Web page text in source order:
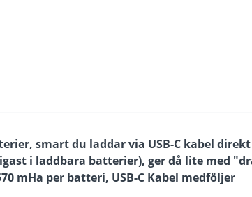
smart du laddar via USB-C kabel
i laddbara batterier), ger då lite med
mHa per batteri, USB-C Kabel medföljer